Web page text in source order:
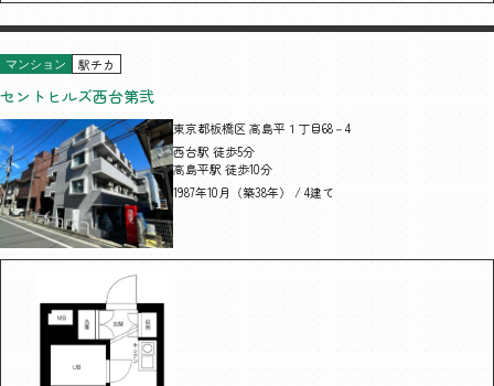
マンション 駅チカ
セントヒルズ西台第弐
東京都板橋区 高島平１丁目68－4
西台駅 徒歩5分
高島平駅 徒歩10分
1987年10月（築38年） / 4建て